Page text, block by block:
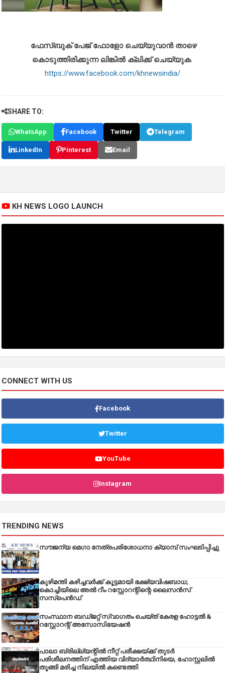
ഫേസ്ബുക് പേജ് ഫോളോ ചെയ്യുവാൻ താഴെ
കൊടുത്തിരിക്കുന്ന ലിങ്കിൽ ക്ലിക്ക് ചെയ്യുക
https://www.facebook.com/khnewsindia/
SHARE TO:
WhatsApp Facebook Twitter Telegram
LinkedIn Pinterest Email
KH NEWS LOGO LAUNCH
CONNECT WITH US
Facebook
Twitter
YouTube
Instagram
TRENDING NEWS
സൗജന്യ മെഗാ നേത്രപരിശോധനാ ക്യാമ്പ് സംഘടിപ്പിച്ചു
കുഴിമന്തി കഴിച്ചവർക്ക് കൂട്ടമായി ഭക്ഷ്യവിഷബാധ;
കൊച്ചിയിലെ അൽ റീം റസ്റ്റോറന്റിന്റെ ലൈസൻസ്
സസ്പെൻഡ്
സംസ്ഥാന ബഡ്‌ജറ്റ് സ്വാഗതം ചെയ്ത് കേരള ഹോട്ടൽ &
റസ്റ്റോറന്റ് അസോസിയേഷൻ
പാലാ ബ്രില്ല്യന്റിൽ നീറ്റ് പരീക്ഷയ്ക്ക് തുടർ
പരിശീലനത്തിന് എത്തിയ വിദ്യാർത്ഥിനിയെ, ഹോസ്റ്റലിൽ
തൂങ്ങി മരിച്ച നിലയിൽ കണ്ടെത്തി